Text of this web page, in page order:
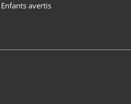
Enfants avertis